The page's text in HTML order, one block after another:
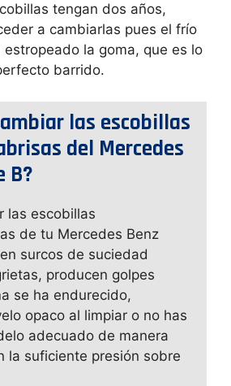
tengan dos años,
a cambiarlas pues el frío
la goma, que es lo
barrido.
las escobillas
del Mercedes
B?
las escobillas
de tu Mercedes Benz
surcos de suciedad
producen golpes
se ha endurecido,
opaco al limpiar o no has
adecuado de manera
la suficiente presión sobre